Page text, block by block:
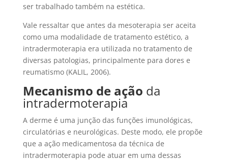
ser trabalhado também na estética.
Vale ressaltar que antes da mesoterapia ser aceita
como uma modalidade de tratamento estético, a
intradermoterapia era utilizada no tratamento de
diversas patologias, principalmente para dores e
reumatismo (KALIL, 2006).
Mecanismo de ação da
intradermoterapia
A derme é uma junção das funções imunológicas,
circulatórias e neurológicas. Deste modo, ele propõe
que a ação medicamentosa da técnica de
intradermoterapia pode atuar em uma dessas